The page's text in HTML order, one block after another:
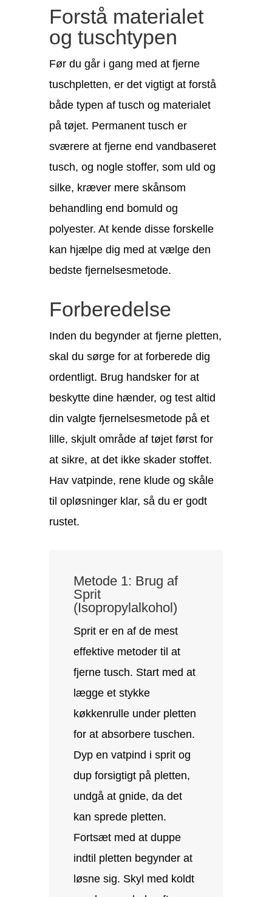
Forstå materialet
og tuschtypen
Før du går i gang med at fjerne
tuschpletten, er det vigtigt at forstå
både typen af tusch og materialet
på tøjet. Permanent tusch er
sværere at fjerne end vandbaseret
tusch, og nogle stoffer, som uld og
silke, kræver mere skånsom
behandling end bomuld og
polyester. At kende disse forskelle
kan hjælpe dig med at vælge den
bedste fjernelsesmetode.
Forberedelse
Inden du begynder at fjerne pletten,
skal du sørge for at forberede dig
ordentligt. Brug handsker for at
beskytte dine hænder, og test altid
din valgte fjernelsesmetode på et
lille, skjult område af tøjet først for
at sikre, at det ikke skader stoffet.
Hav vatpinde, rene klude og skåle
til opløsninger klar, så du er godt
rustet.
Metode 1: Brug af
Sprit
(Isopropylalkohol)
Sprit er en af de mest
effektive metoder til at
fjerne tusch. Start med at
lægge et stykke
køkkenrulle under pletten
for at absorbere tuschen.
Dyp en vatpind i sprit og
dup forsigtigt på pletten,
undgå at gnide, da det
kan sprede pletten.
Fortsæt med at duppe
indtil pletten begynder at
løsne sig. Skyl med koldt